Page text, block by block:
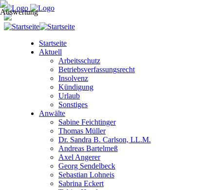
Startseite
Aktuell
Arbeitsschutz
Betriebsverfassungsrecht
Insolvenz
Kündigung
Urlaub
Sonstiges
Anwälte
Sabine Feichtinger
Thomas Müller
Dr. Sandra B. Carlson, LL.M.
Andreas Bartelmeß
Axel Angerer
Georg Sendelbeck
Sebastian Lohneis
Sabrina Eckert